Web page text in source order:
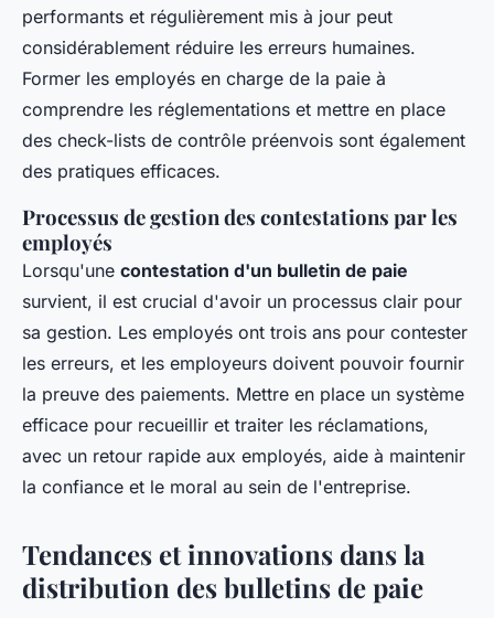
performants et régulièrement mis à jour peut
considérablement réduire les erreurs humaines.
Former les employés en charge de la paie à
comprendre les réglementations et mettre en place
des check-lists de contrôle préenvois sont également
des pratiques efficaces.
Processus de gestion des contestations par les
employés
Lorsqu'une contestation d'un bulletin de paie
survient, il est crucial d'avoir un processus clair pour
sa gestion. Les employés ont trois ans pour contester
les erreurs, et les employeurs doivent pouvoir fournir
la preuve des paiements. Mettre en place un système
efficace pour recueillir et traiter les réclamations,
avec un retour rapide aux employés, aide à maintenir
la confiance et le moral au sein de l'entreprise.
Tendances et innovations dans la
distribution des bulletins de paie